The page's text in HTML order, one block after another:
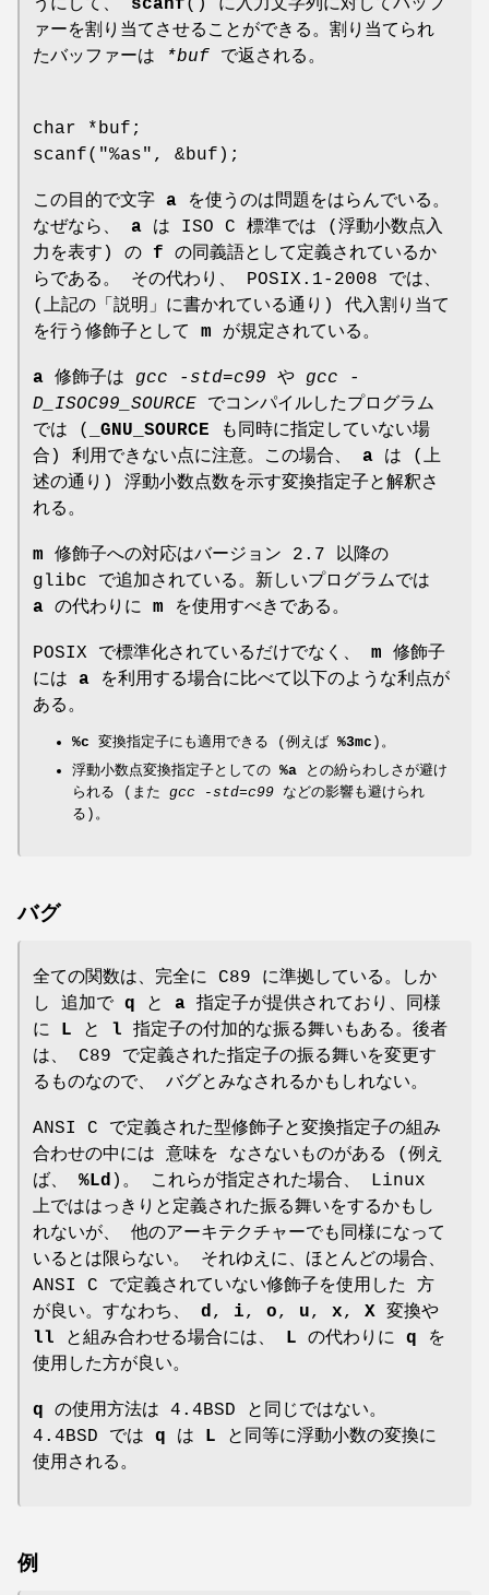
うにして、 scanf() に入力文字列に対してバッフ
ァーを割り当てさせることができる。割り当てられ
たバッファーは
*buf で返される。
char *buf;
scanf("%as", &buf);
この目的で文字 a を使うのは問題をはらんでいる。
なぜなら、 a は ISO C 標準では (浮動小数点入
力を表す) の f の同義語として定義されているか
らである。 その代わり、 POSIX.1-2008 では、
(上記の「説明」に書かれている通り) 代入割り当て
を行う修飾子として m が規定されている。
a 修飾子は gcc -std=c99 や gcc -
D_ISOC99_SOURCE でコンパイルしたプログラム
では (
_GNU_SOURCE も同時に指定していない場
合) 利用できない点に注意。この場合、 a は (上
述の通り) 浮動小数点数を示す変換指定子と解釈さ
れる。
m 修飾子への対応はバージョン 2.7 以降の
glibc で追加されている。新しいプログラムでは
a の代わりに m を使用すべきである。
POSIX で標準化されているだけでなく、 m 修飾子
には a を利用する場合に比べて以下のような利点が
ある。
%c 変換指定子にも適用できる (例えば %3mc )。
浮動小数点変換指定子としての %a との紛らわしさが避け
られる (また gcc -std=c99 などの影響も避けられ
る)。
バグ
全ての関数は、完全に C89 に準拠している。しか
し 追加で q と a 指定子が提供されており、同様
に L と l 指定子の付加的な振る舞いもある。後者
は、 C89 で定義された指定子の振る舞いを変更す
るものなので、 バグとみなされるかもしれない。
ANSI C で定義された型修飾子と変換指定子の組み
合わせの中には 意味を なさないものがある (例え
ば、 %Ld )。 これらが指定された場合、 Linux
上でははっきりと定義された振る舞いをするかもし
れないが、 他のアーキテクチャーでも同様になって
いるとは限らない。 それゆえに、ほとんどの場合、
ANSI C で定義されていない修飾子を使用した 方
が良い。すなわち、 d, i, o, u, x, X 変換や
ll と組み合わせる場合には、 L の代わりに q を
使用した方が良い。
q の使用方法は 4.4BSD と同じではない。
4.4BSD では q は L と同等に浮動小数の変換に
使用される。
例